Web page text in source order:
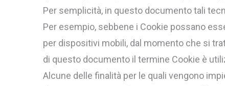
Per semplicità, in questo documento tali
Per esempio, sebbene i Cookie possano
per dispositivi mobili, dal momento che si
di questo documento il termine Cookie è
Alcune delle finalità per le quali vengono